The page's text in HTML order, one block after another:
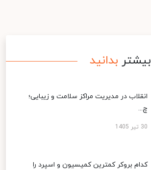
بیشتر بدانید
انقلاب در مدیریت مراکز سلامت و زیبایی؛
چ...
30 تیر 1405
کدام بروکر کمترین کمیسیون و اسپرد را